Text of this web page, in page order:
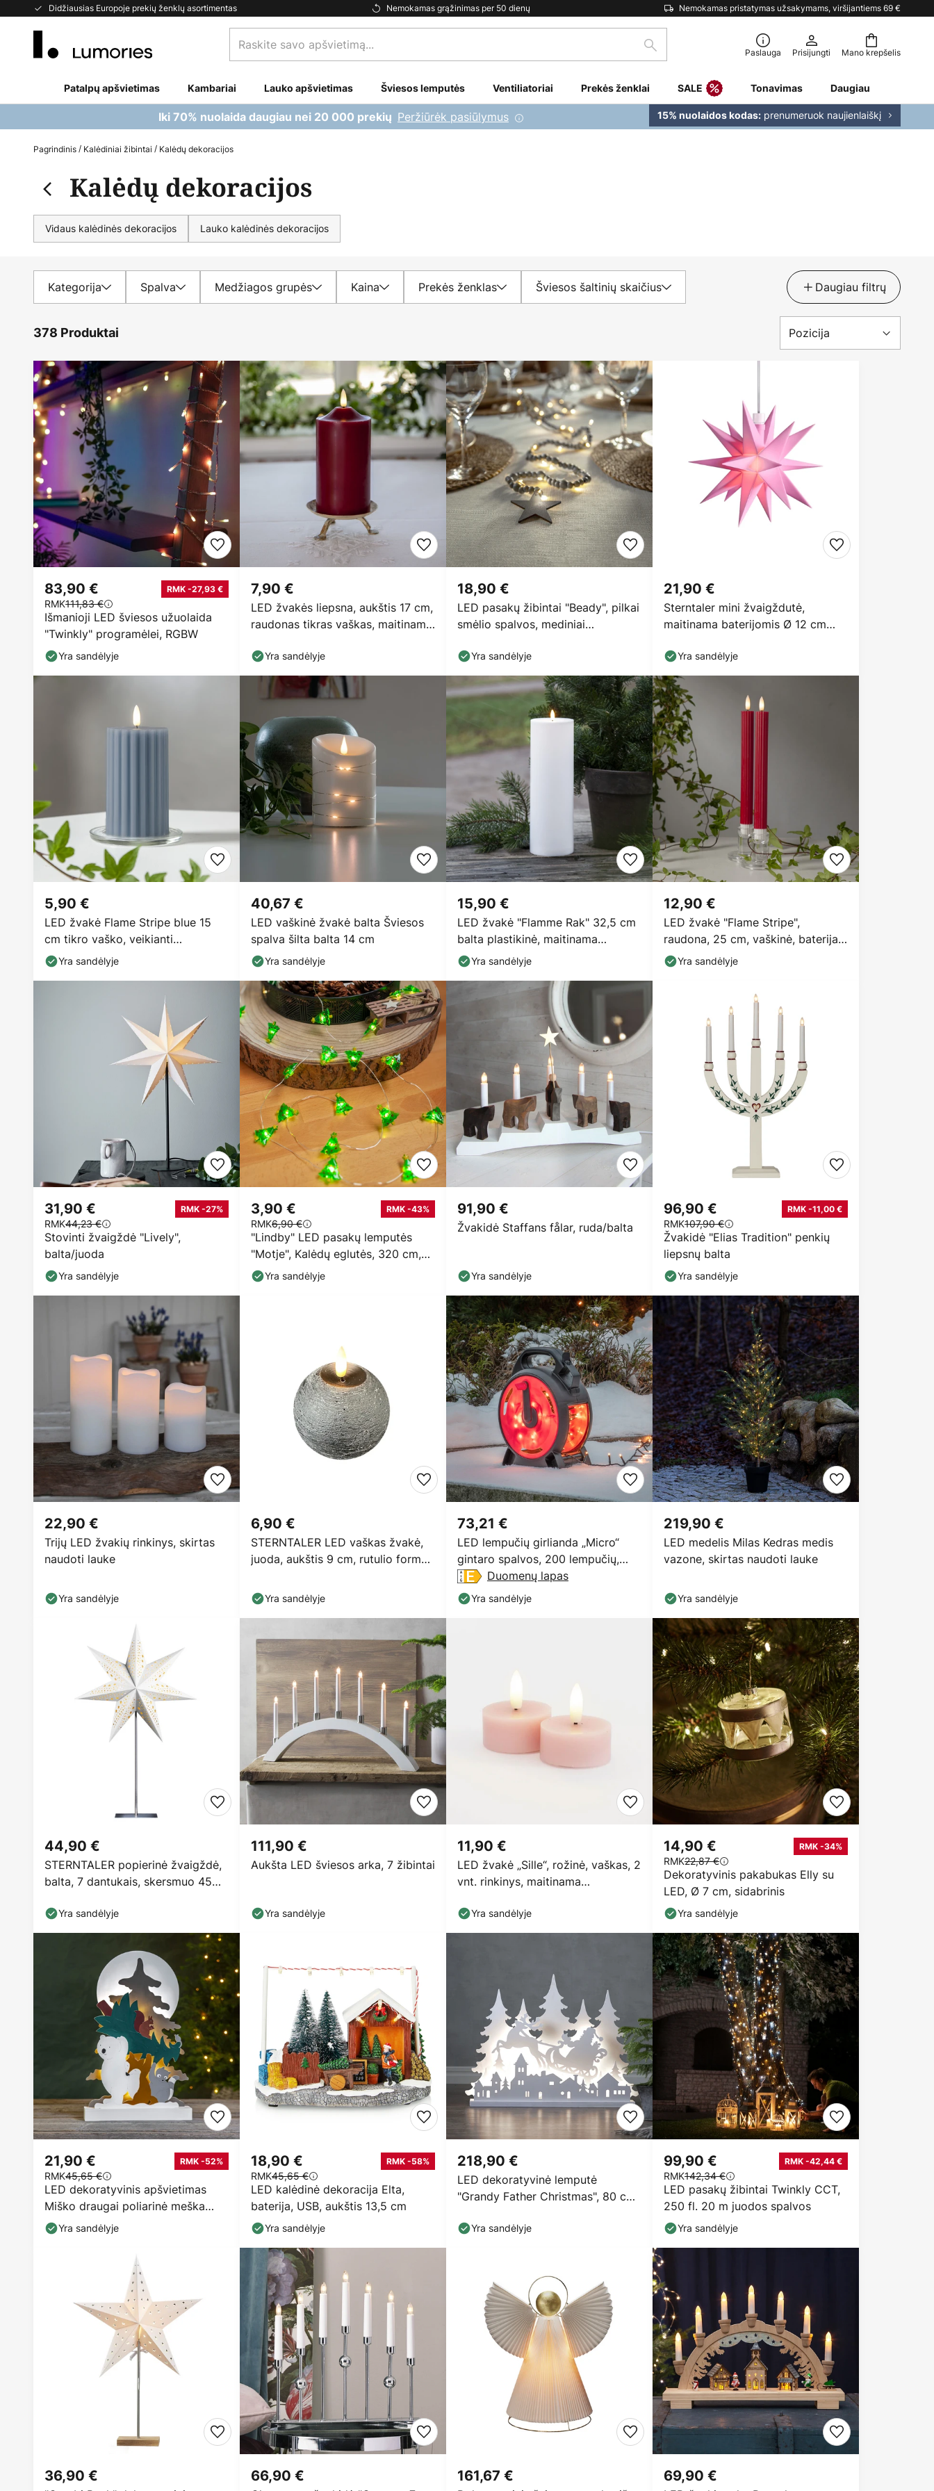
Didžiausias Europoje prekių ženklų asortimentas Nemokamas grąžinimas per 50 dienų Nemokamas pristatymas užsakymams, viršijantiems 69 €
Skip
Mano krepšelis
savo
Paieška Paslauga Prisijungti
Patalpų apšvietimas Kambariai Lauko apšvietimas Šviesos lemputės Ventiliatoriai Prekės ženklai SALE Tonavimas Daugiau
Iki 70% nuolaida daugiau nei 20 000 prekių Peržiūrėk pasiūlymus 15% nuolaidos kodas: prenumeruok naujienlaiškį
Pagrindinis Kalėdiniai žibintai Kalėdų dekoracijos
Kalėdų dekoracijos
Vidaus kalėdinės dekoracijos Lauko kalėdinės dekoracijos
Kategorija Spalva Medžiagos grupės Kaina Prekės ženklas Šviesos šaltinių skaičius Daugiau filtrų
378 Produktai
Išmanioji LED šviesos užuolaida
"Twinkly" programėlei, RGBW
83,90 € RMK -27,93 €
RMK111,83 €
Yra sandėlyje
LED žvakės liepsna, aukštis 17 cm,
raudonas tikras vaškas, maitinama
7,90 €
Yra sandėlyje
LED pasakų žibintai "Beady", pilkai
smėlio spalvos, mediniai
18,90 €
Yra sandėlyje
Sterntaler mini žvaigždutė,
maitinama baterijomis Ø 12 cm
21,90 €
Yra sandėlyje
LED žvakė Flame Stripe blue 15
cm tikro vaško, veikianti
baterijomis
5,90 €
Yra sandėlyje
LED vaškinė žvakė balta Šviesos
spalva šilta balta 14 cm
40,67 €
Yra sandėlyje
LED žvakė "Flamme Rak" 32,5 cm
balta plastikinė, maitinama
baterijomis
15,90 €
Yra sandėlyje
LED žvakė "Flame Stripe",
raudona, 25 cm, vaškinė, baterija,
2 vnt
12,90 €
Yra sandėlyje
Stovinti žvaigždė "Lively",
balta/juoda
31,90 € RMK -27%
RMK44,23 €
Yra sandėlyje
"Lindby" LED pasakų lemputės
"Motje", Kalėdų eglutės, 320 cm,
IP20
3,90 € RMK -43%
RMK6,90 €
Yra sandėlyje
Žvakidė Staffans fålar, ruda/balta
91,90 €
Yra sandėlyje
Žvakidė "Elias Tradition" penkių
liepsnų balta
96,90 € RMK -11,00 €
RMK107,90 €
Yra sandėlyje
Trijų LED žvakių rinkinys, skirtas
naudoti lauke
22,90 €
Yra sandėlyje
STERNTALER LED vaškas žvakė,
juoda, aukštis 9 cm, rutulio formos
6,90 €
Yra sandėlyje
LED lempučių girlianda „Micro“
gintaro spalvos, 200 lempučių,
13,93 m
73,21 €
Duomenų lapas
Yra sandėlyje
LED medelis Milas Kedras medis
vazone, skirtas naudoti lauke
219,90 €
Yra sandėlyje
STERNTALER popierinė žvaigždė,
balta, 7 dantukais, skersmuo 45
44,90 €
Yra sandėlyje
Aukšta LED šviesos arka, 7 žibintai
111,90 €
Yra sandėlyje
LED žvakė „Sille“, rožinė, vaškas, 2
vnt. rinkinys, maitinama
11,90 €
Yra sandėlyje
Dekoratyvinis pakabukas Elly su
LED, Ø 7 cm, sidabrinis
14,90 € RMK -34%
RMK22,87 €
Yra sandėlyje
LED dekoratyvinis apšvietimas
Miško draugai poliarinė meška
meškinas
21,90 € RMK -52%
RMK45,65 €
Yra sandėlyje
LED kalėdinė dekoracija Elta,
baterija, USB, aukštis 13,5 cm
18,90 € RMK -58%
RMK45,65 €
Yra sandėlyje
LED dekoratyvinė lemputė
"Grandy Father Christmas", 80 cm
218,90 €
Yra sandėlyje
LED pasakų žibintai Twinkly CCT,
250 fl. 20 m juodos spalvos
99,90 € RMK -42,44 €
RMK142,34 €
Yra sandėlyje
36,90 € 66,90 € 161,67 € 69,90 €